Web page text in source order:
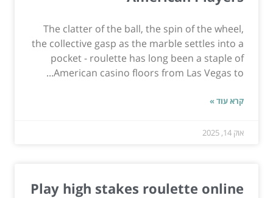
The clatter of the ball, the spin of the wheel,
the collective gasp as the marble settles into a
pocket - roulette has long been a staple of
American casino floors from Las Vegas to...
קרא עוד »
אוק 14, 2025
Play high stakes roulette online